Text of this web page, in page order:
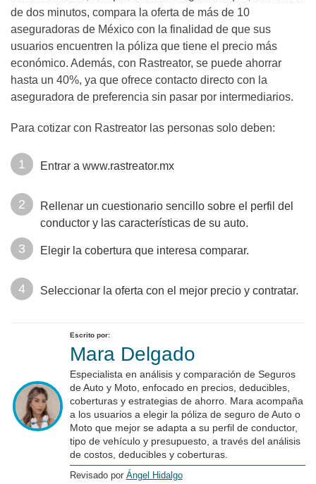
de dos minutos, compara la oferta de más de 10
aseguradoras de México con la finalidad de que sus
usuarios encuentren la póliza que tiene el precio más
económico. Además, con Rastreator, se puede ahorrar
hasta un 40%, ya que ofrece contacto directo con la
aseguradora de preferencia sin pasar por intermediarios.
Para cotizar con Rastreator las personas solo deben:
Entrar a www.rastreator.mx
Rellenar un cuestionario sencillo sobre el perfil del
conductor y las características de su auto.
Elegir la cobertura que interesa comparar.
Seleccionar la oferta con el mejor precio y contratar.
Escrito por:
Mara Delgado
Especialista en análisis y comparación de Seguros
de Auto y Moto, enfocado en precios, deducibles,
coberturas y estrategias de ahorro. Mara acompaña
a los usuarios a elegir la póliza de seguro de Auto o
Moto que mejor se adapta a su perfil de conductor,
tipo de vehículo y presupuesto, a través del análisis
de costos, deducibles y coberturas.
Revisado por Ángel Hidalgo